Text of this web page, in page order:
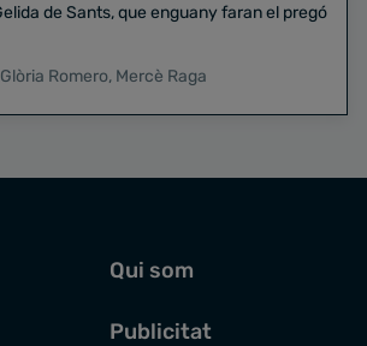
Glòria Romero, Mercè Raga
Qui som
Publicitat